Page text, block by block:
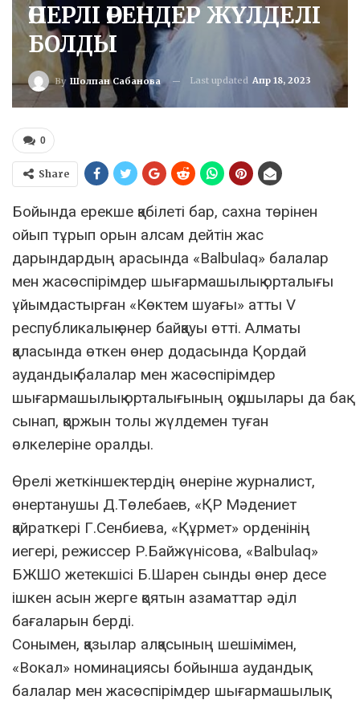
ӨНЕРЛІ ӨРЕНДЕР ЖҮЛДЕЛІ
БОЛДЫ
By Шолпан Сабанова Last updated Апр 18, 2023
0
Share
Бойында ерекше қабілеті бар, сахна төрінен
ойып тұрып орын алсам дейтін жас
дарындардың арасында «Balbulaq» балалар
мен жасөспірімдер шығармашылық орталығы
ұйымдастырған «Көктем шуағы» атты V
республикалық өнер байқауы өтті. Алматы
қаласында өткен өнер додасында Қордай
аудандық балалар мен жасөспірімдер
шығармашылық орталығының оқушылары да бақ
сынап, қоржын толы жүлдемен туған
өлкелеріне оралды.
Өрелі жеткіншектердің өнеріне журналист,
өнертанушы Д.Төлебаев, «ҚР Мәдениет
қайраткері Г.Сенбиева, «Құрмет» орденінің
иегері, режиссер Р.Байжүнісова, «Balbulaq»
БЖШО жетекшісі Б.Шарен сынды өнер десе
ішкен асын жерге қоятын азаматтар әділ
бағаларын берді.
Сонымен, қазылар алқасының шешімімен,
«Вокал» номинациясы бойынша аудандық
балалар мен жасөспірімдер шығармашылық